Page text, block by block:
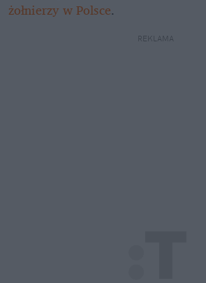
żołnierzy w Polsce.
REKLAMA